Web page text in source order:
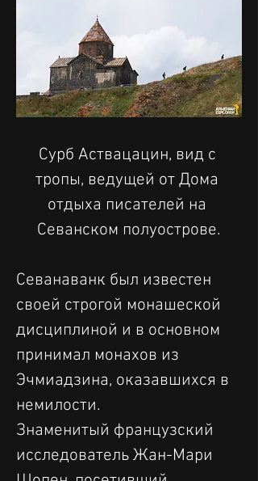
Сурб Аствацацин, вид с
тропы, ведущей от Дома
отдыха писателей на
Севанском полуострове.
Севанаванк был известен
своей строгой монашеской
дисциплиной и в основном
принимал монахов из
Эчмиадзина, оказавшихся в
немилости.
Знаменитый французский
исследователь Жан-Мари